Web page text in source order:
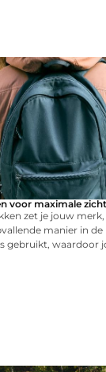
voor maximale
zet je jouw
manier in
gebruikt, waardoor